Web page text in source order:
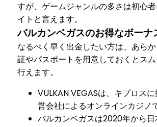
すが、ゲームジャンルの多さは初心
イトと言えます。
バルカンベガスのお得なボーナ
なるべく早く出金したい方は、あら
証やパスポートを用意しておくとス
行えます。
VULKAN VEGASは、キプロス
営会社によるオンラインカジノ
バルカンベガスは2020年から